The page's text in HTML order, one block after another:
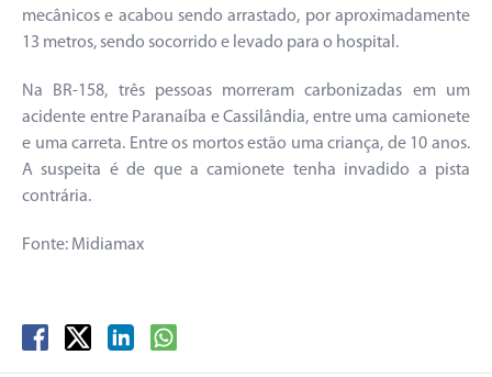
mecânicos e acabou sendo arrastado, por aproximadamente
13 metros, sendo socorrido e levado para o hospital.
Na BR-158, três pessoas morreram carbonizadas em um
acidente entre Paranaíba e Cassilândia, entre uma camionete
e uma carreta. Entre os mortos estão uma criança, de 10 anos.
A suspeita é de que a camionete tenha invadido a pista
contrária.
Fonte: Midiamax